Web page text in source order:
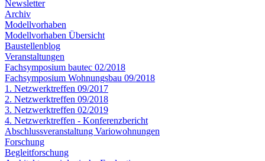
Newsletter
Archiv
Modellvorhaben
Modellvorhaben Übersicht
Baustellenblog
Veranstaltungen
Fachsymposium bautec 02/2018
Fachsymposium Wohnungsbau 09/2018
1. Netzwerktreffen 09/2017
2. Netzwerktreffen 09/2018
3. Netzwerktreffen 02/2019
4. Netzwerktreffen - Konferenzbericht
Abschlussveranstaltung Variowohnungen
Forschung
Begleitforschung